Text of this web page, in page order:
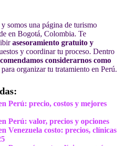
somos una página de turismo
en Bogotá, Colombia. Te
asesoramiento gratuito y
y coordinar tu proceso. Dentro
considerarnos como
para organizar tu tratamiento en Perú.
Perú: precio, costos y mejores
Perú: valor, precios y opciones
Venezuela costo: precios, clínicas